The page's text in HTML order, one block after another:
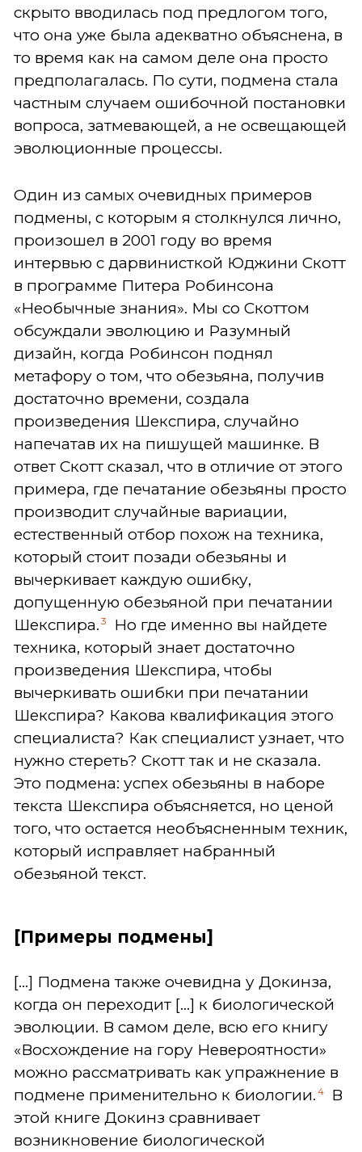
скрыто вводилась под предлогом того,
что она уже была адекватно объяснена, в
то время как на самом деле она просто
предполагалась. По сути, подмена стала
частным случаем ошибочной постановки
вопроса, затмевающей, а не освещающей
эволюционные процессы.
Один из самых очевидных примеров
подмены, с которым я столкнулся лично,
произошел в 2001 году во время
интервью с дарвинисткой Юджини Скотт
в программе Питера Робинсона
«Необычные знания». Мы со Скоттом
обсуждали эволюцию и Разумный
дизайн, когда Робинсон поднял
метафору о том, что обезьяна, получив
достаточно времени, создала
произведения Шекспира, случайно
напечатав их на пишущей машинке. В
ответ Скотт сказал, что в отличие от этого
примера, где печатание обезьяны просто
производит случайные вариации,
естественный отбор похож на техника,
который стоит позади обезьяны и
вычеркивает каждую ошибку,
допущенную обезьяной при печатании
Шекспира. 3
Но где именно вы найдете
техника, который знает достаточно
произведения Шекспира, чтобы
вычеркивать ошибки при печатании
Шекспира? Какова квалификация этого
специалиста? Как специалист узнает, что
нужно стереть? Скотт так и не сказала.
Это подмена: успех обезьяны в наборе
текста Шекспира объясняется, но ценой
того, что остается необъясненным техник,
который исправляет набранный
обезьяной текст.
[Примеры подмены]
[...] Подмена также очевидна у Докинза,
когда он переходит [...] к биологической
эволюции. В самом деле, всю его книгу
«Восхождение на гору Невероятности»
можно рассматривать как упражнение в
подмене применительно к биологии. 4
В
этой книге Докинз сравнивает
возникновение биологической